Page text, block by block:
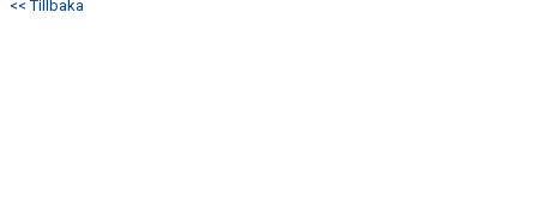
<< Tillbaka